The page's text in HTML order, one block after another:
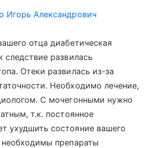
Игорь Александрович
отца диабетическая
следствие развилась
Отеки развилась из-за
Необходимо лечение,
С мочегонными нужно
т.к. постоянное
ухудшить состояние вашего
препараты